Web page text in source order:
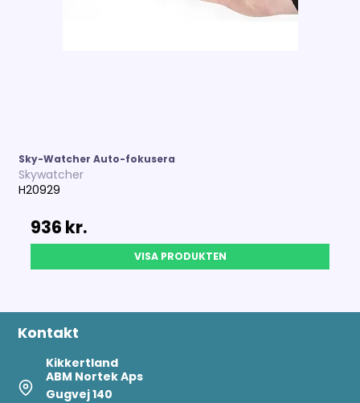
Sky-Watcher Auto-fokusera
Skywatcher
H20929
936 kr.
VISA PRODUKTEN
Kontakt
Kikkertland
ABM Nortek Aps
Gugvej 140